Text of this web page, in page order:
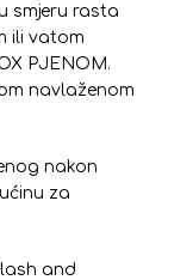
smjeru rasta
ili vatom
PJENOM.
navlaženom
nakon
za
and